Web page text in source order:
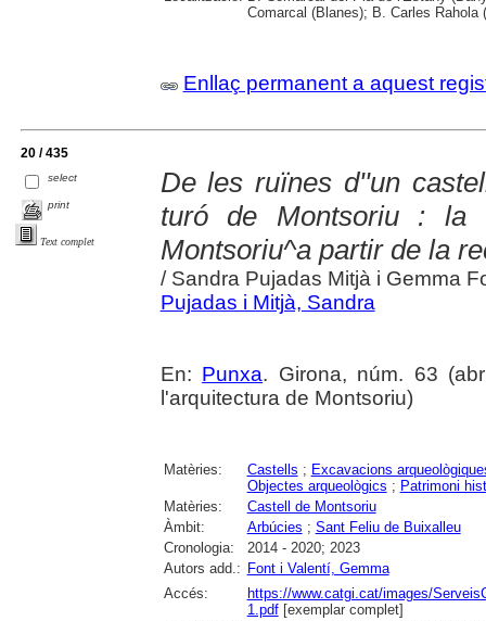
Comarcal (Blanes); B. Carles Rahola
Enllaç permanent a aquest
20 / 435
select
print
Text complet
De les ruïnes d''un
turó de Montsoriu : la
Montsoriu^a partir de la
/ Sandra Pujadas Mitjà i Gemma
Pujadas i Mitjà, Sandra
En: Punxa. Girona, núm. 63
l'arquitectura de Montsoriu)
Matèries: Castells ; Excavacions
Objectes arqueològics ; Patrimoni
Matèries:
Castell de Montsoriu
Àmbit:
Arbúcies ; Sant Feliu de Buixalleu
Cronologia:
2014 - 2020; 2023
Autors add.: Font i Valentí, Gemma
Accés:
https://www.catgi.cat/images/
1.pdf[exemplar complet]